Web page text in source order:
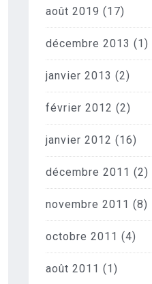
août 2019 (17)
décembre 2013 (1)
janvier 2013 (2)
février 2012 (2)
janvier 2012 (16)
décembre 2011 (2)
novembre 2011 (8)
octobre 2011 (4)
août 2011 (1)